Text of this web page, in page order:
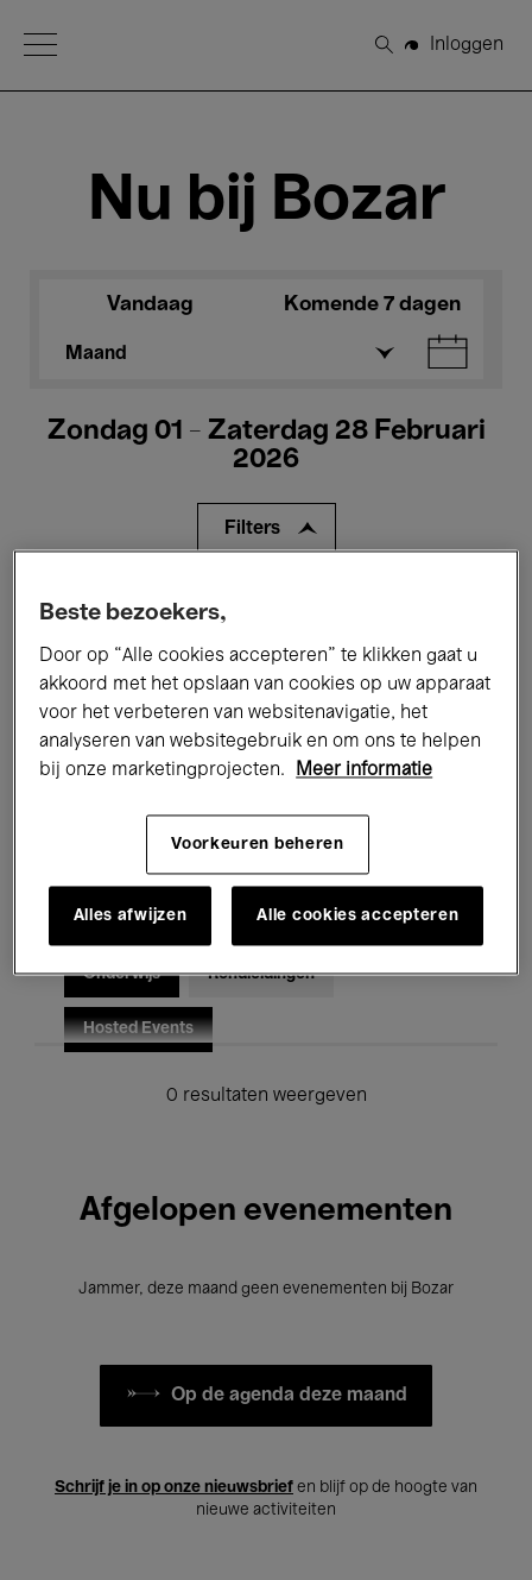
Open Menu
Zoeken
Inloggen
Nu bij Bozar
Vandaag Komende 7 dagen
Maand
Zondag 01 - Zaterdag 28 Februari
2026
Filters
Alle evenementen
Tentoonstellingen Films
Performances Lezingen & Debatten
Jazz Klassieke Muziek Global Music
Voor iedereen Kids’ Palace
Onderwijs Rondleidingen
Hosted Events
0 resultaten weergeven
Afgelopen evenementen
Jammer, deze maand geen evenementen bij Bozar
Op de agenda deze maand
Schrijf je in op onze nieuwsbrief en blijf op de hoogte van
nieuwe activiteiten
Beste bezoekers,
Door op “Alle cookies accepteren” te klikken gaat u
akkoord met het opslaan van cookies op uw apparaat
voor het verbeteren van websitenavigatie, het
analyseren van websitegebruik en om ons te helpen
bij onze marketingprojecten.
Meer informatie
Voorkeuren beheren
Alles afwijzen Alle cookies accepteren